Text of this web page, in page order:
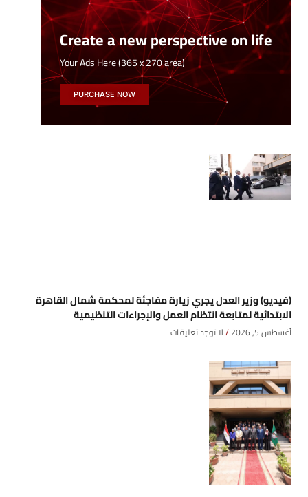
Create a new perspective on life
Your Ads Here (365 x 270 area)
PURCHASE NOW
(فيديو) وزير العدل يجري زيارة مفاجئة لمحكمة شمال القاهرة
الابتدائية لمتابعة انتظام العمل والإجراءات التنظيمية
أغسطس 5, 2026 لا توجد تعليقات